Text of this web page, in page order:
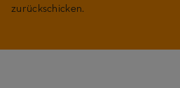
zurückschicken.